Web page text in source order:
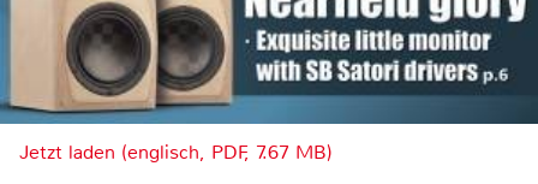
Jetzt laden (englisch, PDF, 7.67 MB)